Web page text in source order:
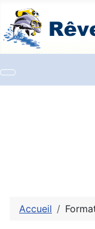
Accueil